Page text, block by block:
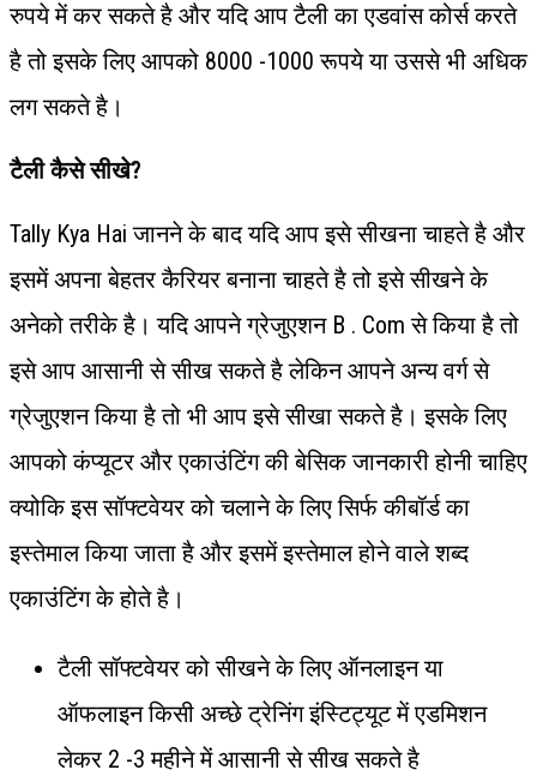
रुपये में कर सकते है और यदि आप टैली का एडवांस कोर्स करते
है तो इसके लिए आपको 8000 -1000 रूपये या उससे भी अधिक
लग सकते है।
टैली कैसे सीखे?
Tally Kya Hai जानने के बाद यदि आप इसे सीखना चाहते है और
इसमें अपना बेहतर कैरियर बनाना चाहते है तो इसे सीखने के
अनेको तरीके है। यदि आपने ग्रेजुएशन B . Com से किया है तो
इसे आप आसानी से सीख सकते है लेकिन आपने अन्य वर्ग से
ग्रेजुएशन किया है तो भी आप इसे सीखा सकते है। इसके लिए
आपको कंप्यूटर और एकाउंटिंग की बेसिक जानकारी होनी चाहिए
क्योकि इस सॉफ्टवेयर को चलाने के लिए सिर्फ कीबॉर्ड का
इस्तेमाल किया जाता है और इसमें इस्तेमाल होने वाले शब्द
एकाउंटिंग के होते है।
टैली सॉफ्टवेयर को सीखने के लिए ऑनलाइन या
ऑफलाइन किसी अच्छे ट्रेनिंग इंस्टिट्यूट में एडमिशन
लेकर 2 -3 महीने में आसानी से सीख सकते है